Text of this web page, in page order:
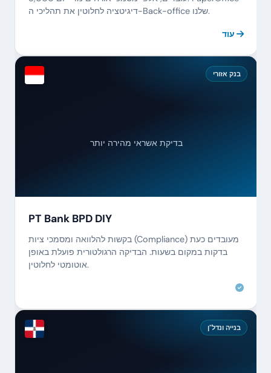
דיגיטציה לחלוטין את תהליכי ה-Back-office שלנו.
עוד
בנק אזורי
בדיקת אשראי מהירה יותר
PT Bank BPD DIY
בקשות להלוואה ומסמכי ציות (Compliance) מעובדים כעת
בדקות במקום בשעות. הבדיקה הרגולטורית פועלת באופן
אוטומטי לחלוטין.
בנייה ונדל"ן